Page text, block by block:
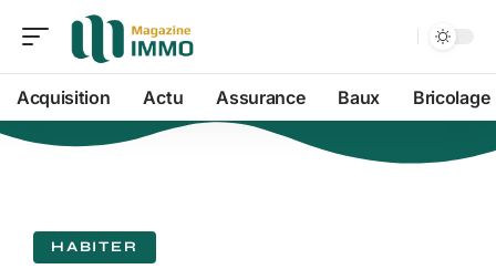
Acquisition Actu Assurance Baux Bricolage
HABITER